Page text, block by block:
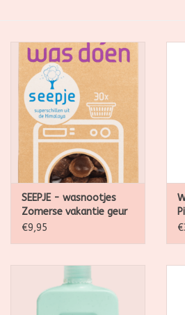
Kadootjes
Belgisch
SEEPJE - wasnootjes
Zomerse vakantie geur
- lavendel
€9,95